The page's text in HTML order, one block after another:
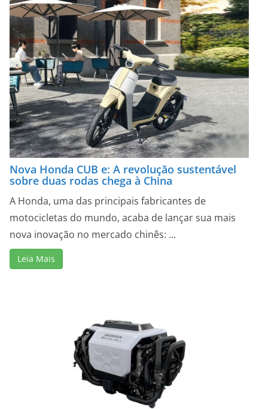
Nova Honda CUB e: A revolução sustentável
sobre duas rodas chega à China
A Honda, uma das principais fabricantes de
motocicletas do mundo, acaba de lançar sua mais
nova inovação no mercado chinês: ...
Leia Mais